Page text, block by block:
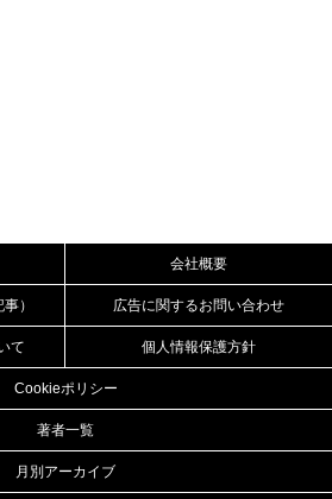
会社概要
） 広告に関するお問い合わせ
て 個人情報保護方針
Cookieポリシー
著者一覧
月別アーカイブ